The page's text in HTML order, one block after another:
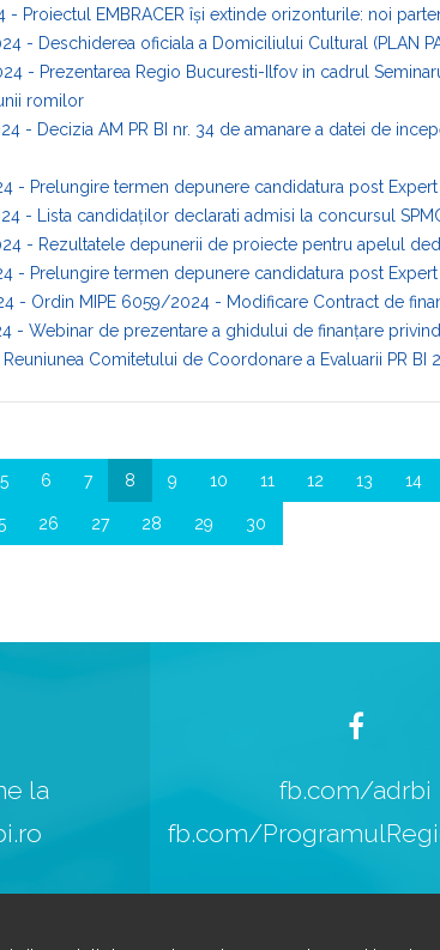
- Proiectul EMBRACER își extinde orizonturile: noi
- Deschiderea oficiala a Domiciliului Cultural (PLAN
- Prezentarea Regio Bucuresti-Ilfov in cadrul
romilor
- Decizia AM PR BI nr. 34 de amanare a datei de
- Prelungire termen depunere candidatura post Expert
- Lista candidaților declarati admisi la concursul
- Rezultatele depunerii de proiecte pentru apelul
- Prelungire termen depunere candidatura post Expert
- Ordin MIPE 6059/2024 - Modificare Contract de
- Webinar de prezentare a ghidului de finanțare
Comitetului de Coordonare a Evaluarii PR BI
5 6 7 8 9 10 11 12 13 14
26 27 28 29 30
la
fb.com/adrbi
fb.com/